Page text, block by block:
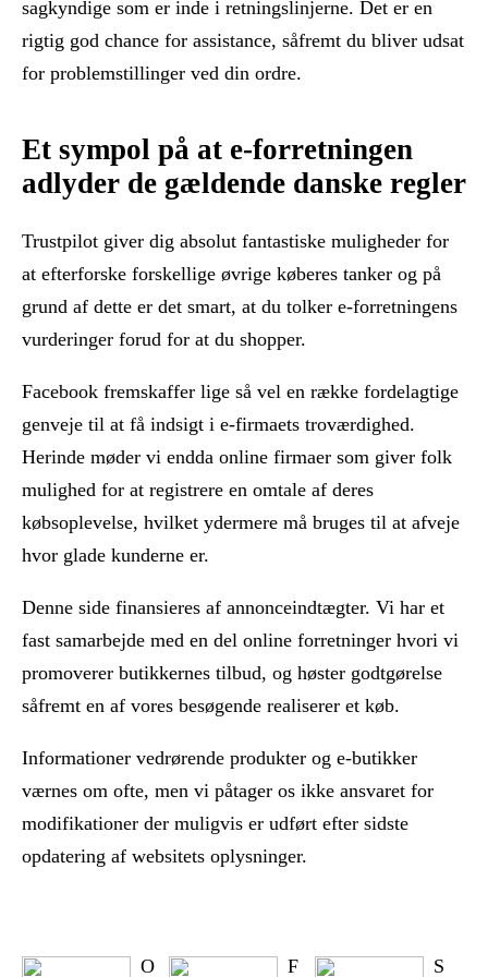
sagkyndige som er inde i retningslinjerne. Det er en
rigtig god chance for assistance, såfremt du bliver udsat
for problemstillinger ved din ordre.
Et sympol på at e-forretningen
adlyder de gældende danske regler
Trustpilot giver dig absolut fantastiske muligheder for
at efterforske forskellige øvrige køberes tanker og på
grund af dette er det smart, at du tolker e-forretningens
vurderinger forud for at du shopper.
Facebook fremskaffer lige så vel en række fordelagtige
genveje til at få indsigt i e-firmaets troværdighed.
Herinde møder vi endda online firmaer som giver folk
mulighed for at registrere en omtale af deres
købsoplevelse, hvilket ydermere må bruges til at afveje
hvor glade kunderne er.
Denne side finansieres af annonceindtægter. Vi har et
fast samarbejde med en del online forretninger hvori vi
promoverer butikkernes tilbud, og høster godtgørelse
såfremt en af vores besøgende realiserer et køb.
Informationer vedrørende produkter og e-butikker
værnes om ofte, men vi påtager os ikke ansvaret for
modifikationer der muligvis er udført efter sidste
opdatering af websitets oplysninger.
O
F
S